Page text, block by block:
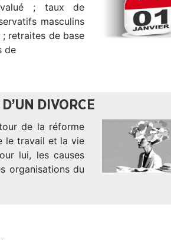
; taux de
masculins
retraites de base
de
DIVORCE
de la réforme
le travail et la vie
lui, les causes
organisations du